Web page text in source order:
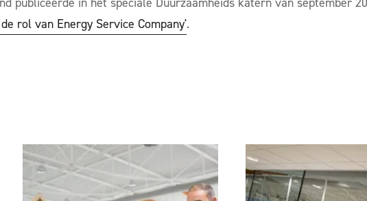
rol van Energy Service Company'.